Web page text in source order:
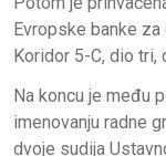
Evropske banke
Koridor 5-C, dio tri,
Na koncu je među
imenovanju radne
dvoje sudija